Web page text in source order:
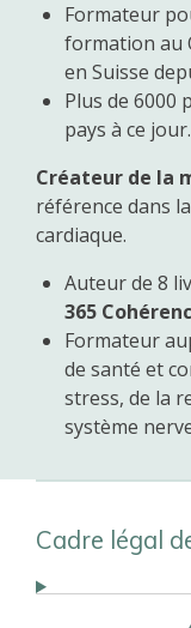
Formateur
formation au
en Suisse
Plus de 6000
pays à ce jour.
Créateur de la
référence dans
cardiaque.
Auteur de 8
365
Formateur
de santé et
stress, de la
système
Cadre légal